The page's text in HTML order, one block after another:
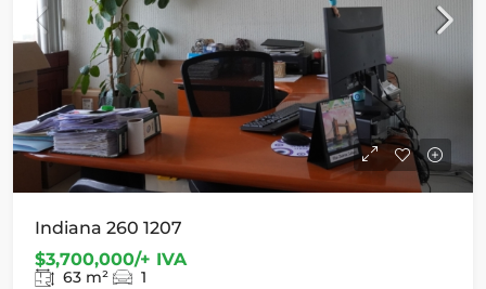
Indiana 260 1207
$3,700,000/+ IVA
63 m² 1